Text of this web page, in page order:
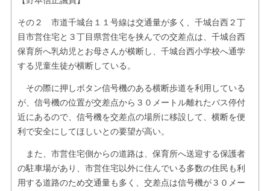
その２ 市道千城台１１号線は交通量が多く、千城台西２丁
目市営住宅と３丁目県営住宅を挟んでの交差点は、千城台西
保育所へ乳幼児とお母さんが横断し、千城台西小学校へ通学
する児童生徒が横断している。
その際に押しボタン信号機のある横断歩道を利用している
が、信号機の位置が交差点から３０メートル離れたバス停付
近にあるので、信号機を交差点の場所に移設して、横断を便
利で安全にしてほしいとの要望が高い。
また、市営住宅側からの道路は、保育所へ送迎する保護者
の駐車場があり、市営住宅以外に住んでいる多数の住民も利
用する道路のため交通量も多く、交差点は信号機が３０メー